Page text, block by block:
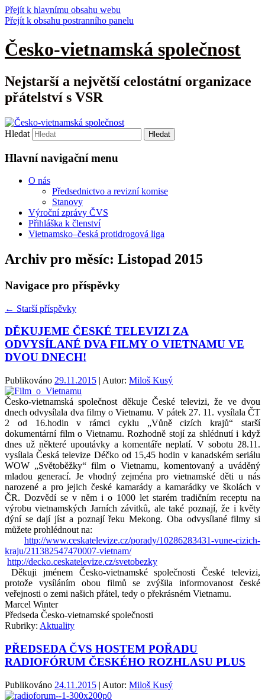
Přejít k hlavnímu obsahu webu
Přejít k obsahu postranního panelu
Česko-vietnamská společnost
Nejstarší a největší celostátní organizace
přátelství s VSR
Hledat
Hlavní navigační menu
O nás
Předsednictvo a revizní komise
Stanovy
Výroční zprávy ČVS
Přihláška k členství
Vietnamsko–česká protidrogová liga
Archiv pro měsíc: Listopad 2015
Navigace pro příspěvky
← Starší příspěvky
DĚKUJEME ČESKÉ TELEVIZI ZA
ODVYSÍLANÉ DVA FILMY O VIETNAMU VE
DVOU DNECH!
Publikováno 29.11.2015 | Autor: Miloš Kusý
Česko-vietnamská společnost děkuje České televizi, že ve dvou
dnech odvysílala dva filmy o Vietnamu. V pátek 27. 11. vysílala ČT
2 od 16.hodin v rámci cyklu „Vůně cizích krajů“ starší
dokumentární film o Vietnamu. Rozhodně stojí za shlédnutí i když
dnes už některé upoutávky a komentáře neplatí. V sobotu 28.11.
vysílala Česká televize Déčko od 15,45 hodin v kanadském seriálu
WOW „Světoběžky“ film o Vietnamu, komentovaný a uváděný
mladou generací. Je vhodný zejména pro vietnamské děti u nás
narozené a pro jejich české kamarády a kamarádky ve školách v
ČR. Dozvědí se v něm i o 1000 let starém tradičním receptu na
výrobu vietnamských Jarních závitků, ale také poznají, že i květy
dýní se dají jíst a poznají řeku Mekong. Oba odvysílané filmy si
můžete prohlédnout na:
http://www.ceskatelevize.cz/porady/10286283431-vune-cizich-
kraju/211382547470007-vietnam/
http://decko.ceskatelevize.cz/svetobezky
Děkuji jménem Česko-vietnamské společnosti České televizi,
protože vysíláním obou filmů se zvýšila informovanost české
veřejnosti o zemi našich přátel, tedy o překrásném Vietnamu.
Marcel Winter
Předseda Česko-vietnamské společnosti
Rubriky: Aktuality
PŘEDSEDA ČVS HOSTEM POŘADU
RADIOFÓRUM ČESKÉHO ROZHLASU PLUS
Publikováno 24.11.2015 | Autor: Miloš Kusý